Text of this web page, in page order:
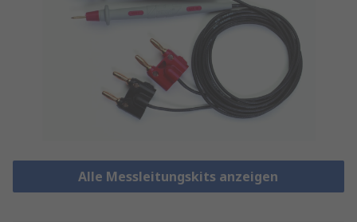
Alle Messleitungskits anzeigen